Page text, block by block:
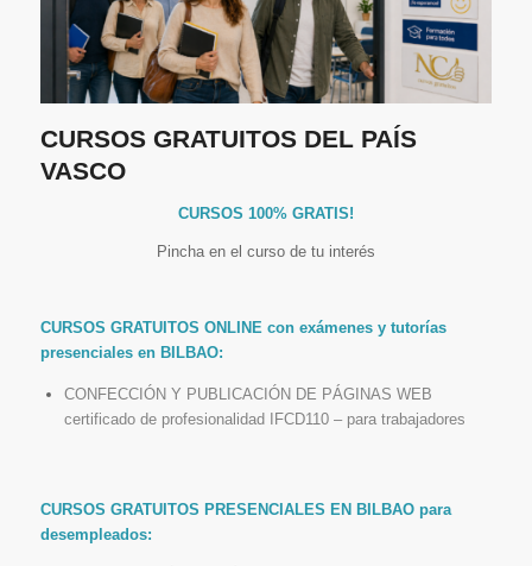
CURSOS GRATUITOS DEL PAÍS
VASCO
CURSOS 100% GRATIS!
Pincha en el curso de tu interés
CURSOS GRATUITOS ONLINE con exámenes y tutorías
presenciales en BILBAO:
CONFECCIÓN Y PUBLICACIÓN DE PÁGINAS WEB
certificado de profesionalidad IFCD110 – para trabajadores
CURSOS GRATUITOS PRESENCIALES EN BILBAO para
desempleados: